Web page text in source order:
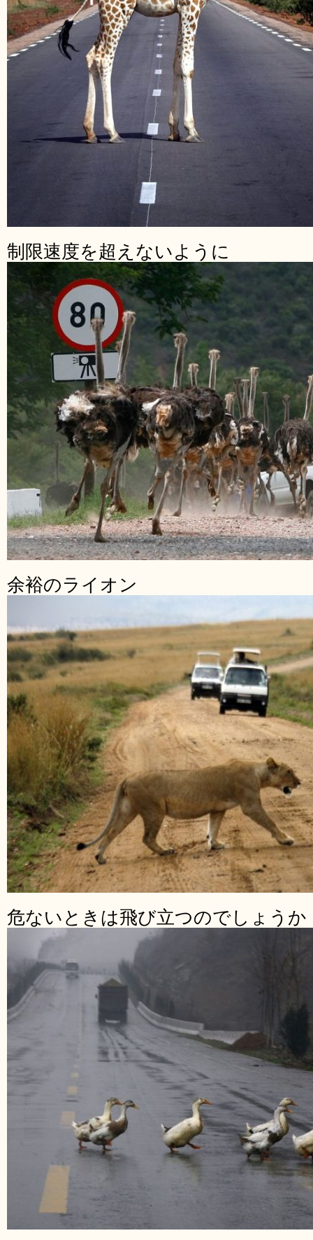
制限速度を超えないように
余裕のライオン
危ないときは飛び立つのでしょうか